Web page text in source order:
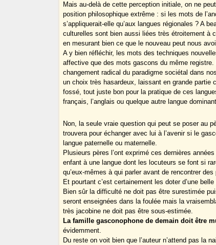
Mais au-delà de cette perception initiale, on ne
position philosophique extrême : si les mots de
s’appliquerait-elle qu’aux langues régionales ? A
culturelles sont bien aussi liées très étroitement à
en mesurant bien ce que le nouveau peut nous
A y bien réfléchir, les mots des techniques
affective que des mots gascons du même
changement radical du paradigme sociétal dans
un choix très hasardeux, laissant en grande
fossé, tout juste bon pour la pratique de ces
français, l’anglais ou quelque autre langue
Non, la seule vraie question qui peut se poser au
trouvera pour échanger avec lui à l’avenir si le
langue paternelle ou maternelle.
Plusieurs pères l’ont exprimé ces dernières
enfant à une langue dont les locuteurs se font si
qu’eux-mêmes à qui parler avant de rencontrer
Et pourtant c’est certainement les doter d’une
Bien sûr la difficulté ne doit pas être surestimée
seront enseignées dans la foulée mais la
très jacobine ne doit pas être sous-estimée.
La famille gasconophone de demain doit être
évidemment.
Du reste on voit bien que l’auteur n’attend pas la